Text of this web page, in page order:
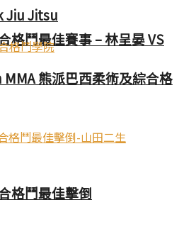
格鬥最佳賽事 – 林呈晏 VS
格鬥最佳擊倒
Jiu Jitsu
熊派巴西柔術及綜合格